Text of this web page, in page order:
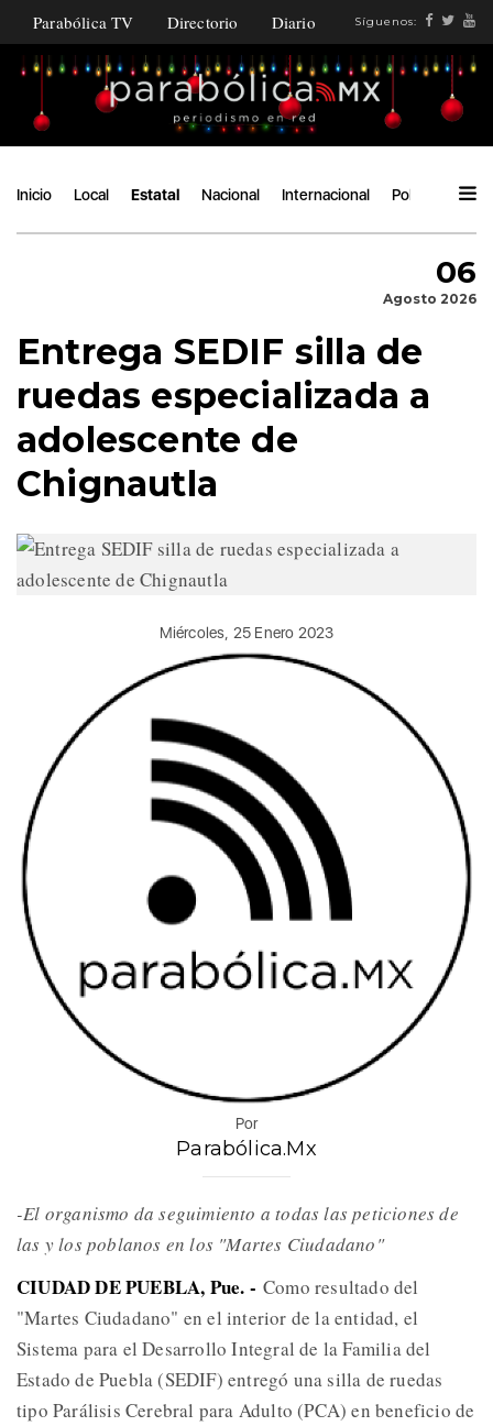
Parabólica TV Directorio Diario Síguenos:
Inicio Local Estatal Nacional Internacional Política
06
Agosto 2026
Entrega SEDIF silla de
ruedas especializada a
adolescente de
Chignautla
Miércoles, 25 Enero 2023
Por
Parabólica.Mx
-El organismo da seguimiento a todas las peticiones de
las y los poblanos en los "Martes Ciudadano"
CIUDAD DE PUEBLA, Pue. - Como resultado del
"Martes Ciudadano" en el interior de la entidad, el
Sistema para el Desarrollo Integral de la Familia del
Estado de Puebla (SEDIF) entregó una silla de ruedas
tipo Parálisis Cerebral para Adulto (PCA) en beneficio de